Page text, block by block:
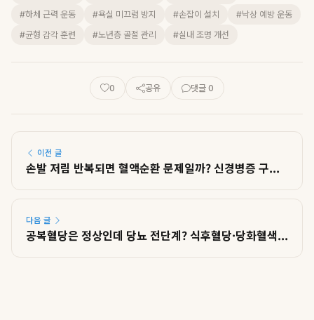
#하체 근력 운동
#욕실 미끄럼 방지 #손잡이 설치
#낙상 예방 운동
#균형 감각 훈련
#노년층 골절 관리 #실내 조명 개선
0 공유 댓글 0
이전 글
손발 저림 반복되면 혈액순환 문제일까? 신경병증 구...
다음 글
공복혈당은 정상인데 당뇨 전단계? 식후혈당·당화혈색...